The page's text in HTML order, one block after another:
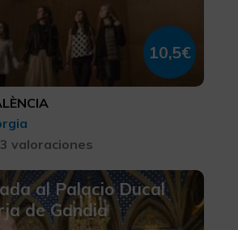
10,5€
3 valoraciones
al Palacio Ducal
de Gandia